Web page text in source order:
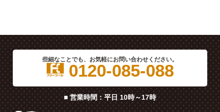
些細なことでも、お気軽にお問い合わせください。
0120-085-088
■ 営業時間：平日 10時～17時